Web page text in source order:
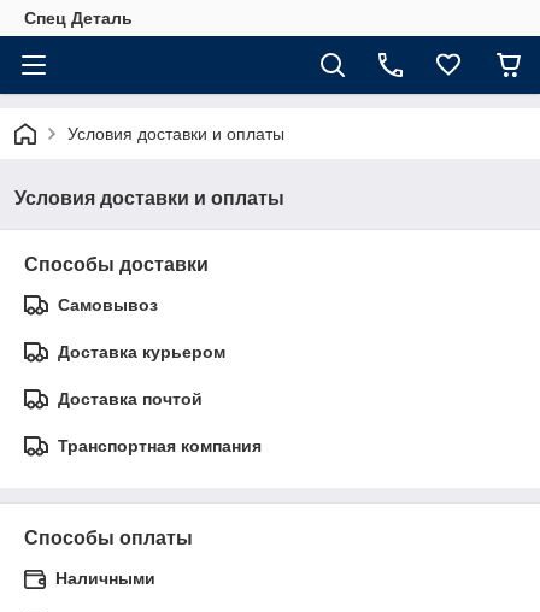
Спец Деталь
Условия доставки и оплаты
Условия доставки и оплаты
Способы доставки
Самовывоз
Доставка курьером
Доставка почтой
Транспортная компания
Способы оплаты
Наличными